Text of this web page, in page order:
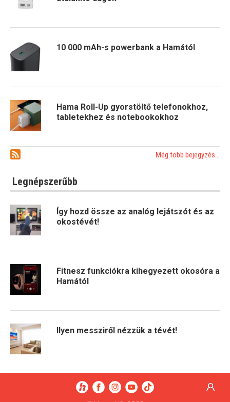
10 000 mAh-s powerbank a Hamától
Hama Roll-Up gyorstöltő telefonokhoz,
tabletekhez és notebookokhoz
Még több bejegyzés...
Legnépszerűbb
Így hozd össze az analóg lejátszót és az
okostévét!
Fitnesz funkciókra kihegyezett okosóra a
Hamától
Ilyen messziről nézzük a tévét!